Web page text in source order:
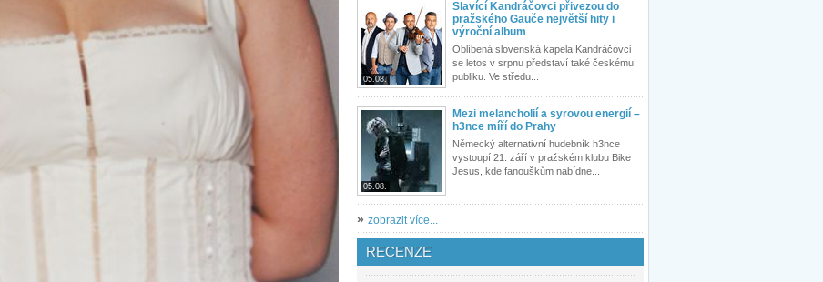
05.08.
Slavící Kandráčovci přivezou do
pražského Gauče největší hity i
výroční album
Oblíbená slovenská kapela Kandráčovci
se letos v srpnu představí také českému
publiku. Ve středu...
05.08.
Mezi melancholií a syrovou energií –
h3nce míří do Prahy
Německý alternativní hudebník h3nce
vystoupí 21. září v pražském klubu Bike
Jesus, kde fanouškům nabídne...
» zobrazit více...
RECENZE